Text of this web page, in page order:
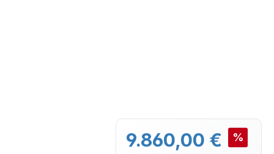
Verkaufspreis:
9.860,00 € %